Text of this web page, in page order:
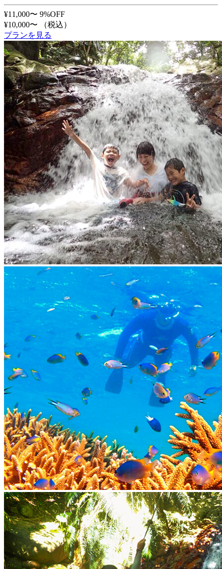
¥11,000〜 9%OFF
¥10,000〜
（税込）
プランを見る